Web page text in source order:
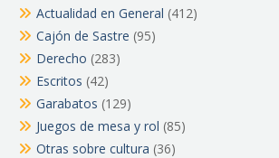
Actualidad en General (412)
Cajón de Sastre (95)
Derecho (283)
Escritos (42)
Garabatos (129)
Juegos de mesa y rol (85)
Otras sobre cultura (36)